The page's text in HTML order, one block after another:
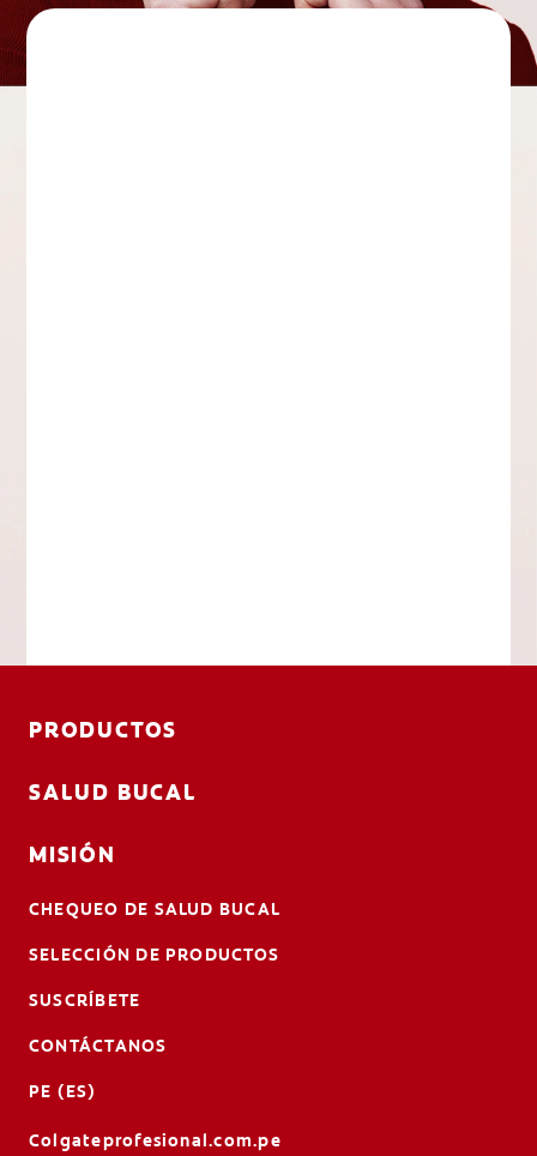
PRODUCTOS
SALUD BUCAL
MISIÓN
CHEQUEO DE SALUD BUCAL
SELECCIÓN DE PRODUCTOS
SUSCRÍBETE
CONTÁCTANOS
PE (ES)
Colgateprofesional.com.pe